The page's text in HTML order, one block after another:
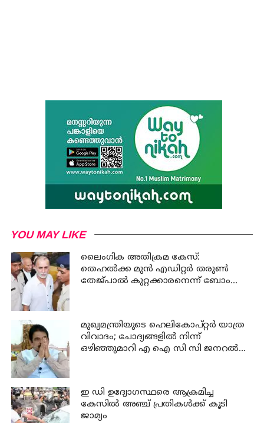
YOU MAY LIKE
ലൈംഗിക അതിക്രമ കേസ്:
തെഹൽക്ക മുൻ എഡിറ്റർ തരുൺ
തേജ്പാൽ കുറ്റക്കാരനെന്ന് ബോംബെ
മുഖ്യമന്ത്രിയുടെ ഹെലികോപ്റ്റർ യാത്ര
വിവാദം; ചോദ്യങ്ങളിൽ നിന്ന്
ഒഴിഞ്ഞുമാറി എ ഐ സി സി ജനറൽ
ഇ ഡി ഉദ്യോഗസ്ഥരെ ആക്രമിച്ച
കേസില്‍ അഞ്ച് പ്രതികള്‍ക്ക് കൂടി
ജാമ്യം